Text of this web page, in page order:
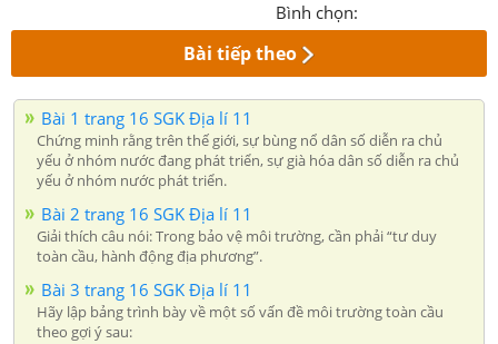
Bình chọn:
Bài tiếp theo
Bài 1 trang 16 SGK Địa lí 11
Chứng minh rằng trên thế giới, sự bùng nổ dân số diễn ra chủ
yếu ở nhóm nước đang phát triển, sự già hóa dân số diễn ra chủ
yếu ở nhóm nước phát triển.
Bài 2 trang 16 SGK Địa lí 11
Giải thích câu nói: Trong bảo vệ môi trường, cần phải “tư duy
toàn cầu, hành động địa phương”.
Bài 3 trang 16 SGK Địa lí 11
Hãy lập bảng trình bày về một số vấn đề môi trường toàn cầu
theo gợi ý sau: